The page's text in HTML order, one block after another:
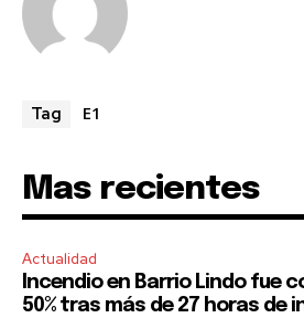
Tag E1
Mas recientes
Actualidad
Incendio en Barrio Lindo fue
50% tras más de 27 horas de